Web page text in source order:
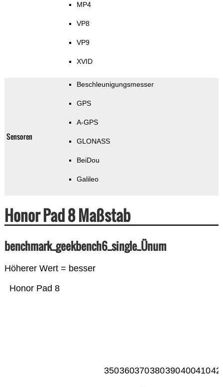
MP4
VP8
VP9
XVID
Sensoren
Beschleunigungsmesser
GPS
A-GPS
GLONASS
BeiDou
Galileo
Honor Pad 8 Maßstab
benchmark_geekbench6_single_Ünum
Höherer Wert = besser
Honor Pad 8
350360370380390400410